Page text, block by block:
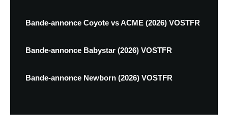
Bande-annonce Coyote vs ACME (2026) VOSTFR
Bande-annonce Babystar (2026) VOSTFR
Bande-annonce Newborn (2026) VOSTFR